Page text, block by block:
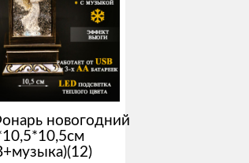
новогодний